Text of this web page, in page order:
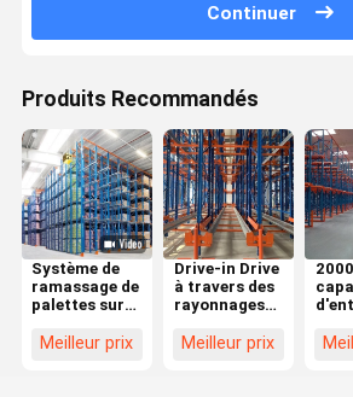
Continuer
Produits Recommandés
Système de
ramassage de
palettes sur
système de
Meilleur prix
Drive-in Drive
à travers des
rayonnages
stockage de
Meilleur prix